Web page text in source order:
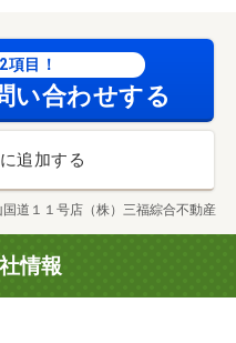
項目！
い合わせする
追加する
道１１号店（株）三福綜合不動産
情報